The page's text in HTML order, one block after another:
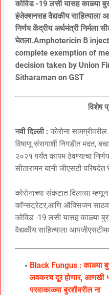
कोविड -19 लसी यासह काळ्या
इंजेक्शनसह वैद्यकीय साहित्याला
निर्णय केंद्रीय अर्थमंत्री निर्मला
घेतला.Amphotericin B
complete exemption of
decision taken by Union
Sitharaman on GST
विशेष
नवी दिल्ली : कोरोना
विषाणू संसगार्शी निगडीत
२०२१ पर्यंत कायम ठेवण्याचा
सीतारामन यांनी जीएसटी
कोरोनाच्या संकटात दिलासा
कॉन्सट्रेटर,आणि ऑक्सिजन
कोविड -19 लसी यासह काळ्या
वैद्यकीय साहित्याला
Black Fungus : काळ्या
लवकरच दूर होणार, आणखी ५
परवाकाळ्या बुरशीवरील ना